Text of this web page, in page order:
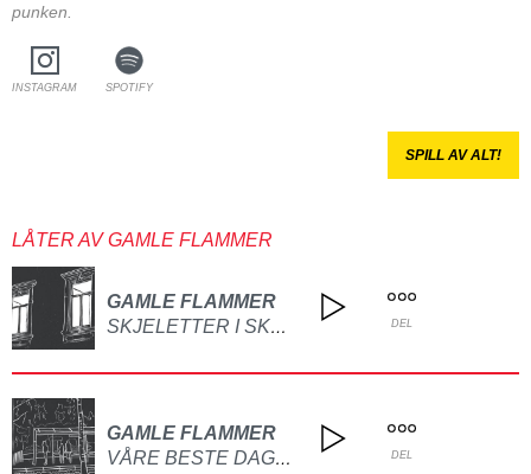
punken.
INSTAGRAM SPOTIFY
SPILL AV ALT!
LÅTER AV GAMLE FLAMMER
GAMLE FLAMMER
SKJELETTER I SKAPET DEL
GAMLE FLAMMER
VÅRE BESTE DAGER DEL